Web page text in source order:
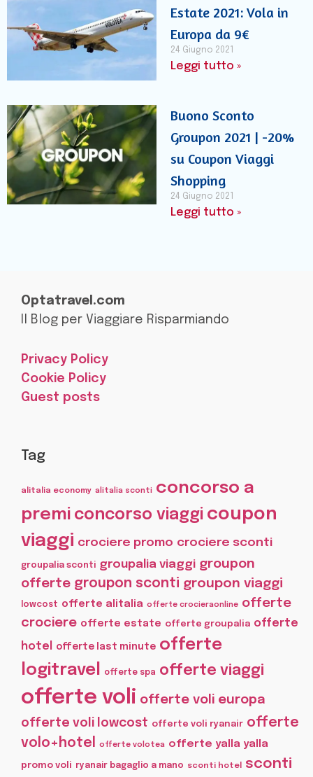
Estate 2021: Vola in
Europa da 9€
24 Giugno 2021
Leggi tutto »
Buono Sconto
Groupon 2021 | -20%
su Coupon Viaggi
Shopping
24 Giugno 2021
Leggi tutto »
Optatravel.com
Il Blog per Viaggiare Risparmiando
Privacy Policy
Cookie Policy
Guest posts
Tag
alitalia economy alitalia sconti concorso a
premi concorso viaggi coupon
viaggi crociere promo crociere sconti
groupalia sconti groupalia viaggi groupon
offerte groupon sconti groupon viaggi
lowcost offerte alitalia offerte crocieraonline offerte
crociere offerte estate offerte groupalia offerte
hotel
offerte last minute offerte
logitravel
offerte spa offerte viaggi
offerte voli offerte voli europa
offerte voli lowcost offerte voli ryanair offerte
volo+hotel
offerte volotea offerte yalla yalla
promo voli ryanair bagaglio a mano sconti hotel sconti